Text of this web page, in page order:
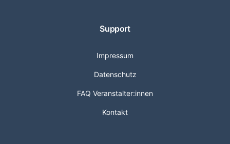
Support
Impressum
Datenschutz
FAQ Veranstalter:innen
Kontakt